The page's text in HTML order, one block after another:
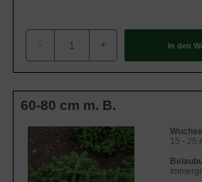
- + In den
60-80 cm m. B.
15 - 25